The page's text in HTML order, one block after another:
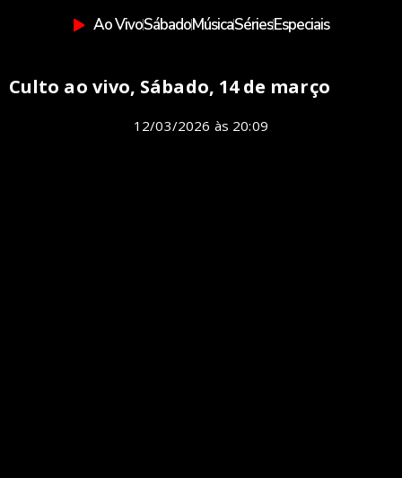
Ao VivoSábadoMúsicaSériesEspeciais
Culto ao vivo, Sábado, 14 de março
12/03/2026 às 20:09